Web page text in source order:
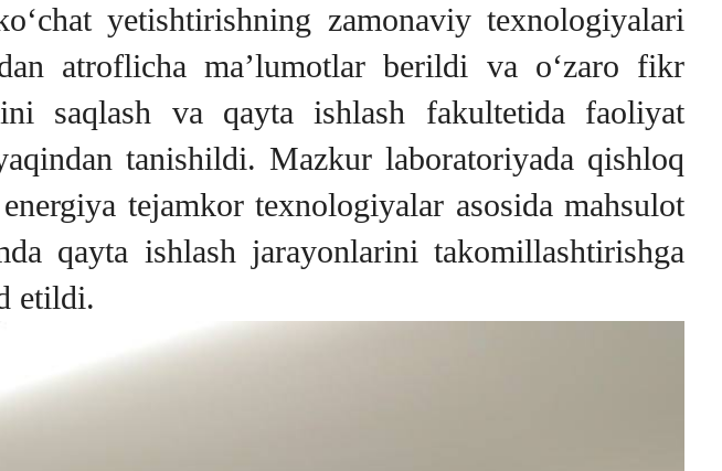
yetishtirishning zamonaviy texnologiyalari
atroflicha ma’lumotlar berildi va o‘zaro fikr
saqlash va qayta ishlash fakultetida faoliyat
tanishildi. Mazkur laboratoriyada qishloq
tejamkor texnologiyalar asosida mahsulot
qayta ishlash jarayonlarini takomillashtirishga
etildi.